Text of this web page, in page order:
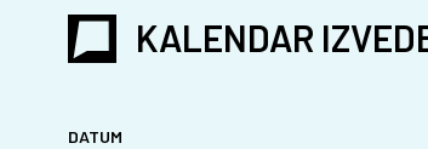
KALENDAR
DATUM